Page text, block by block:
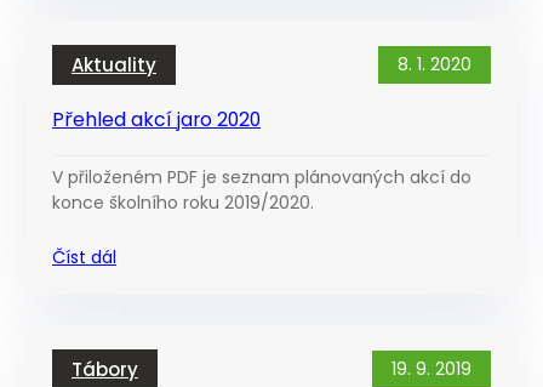
Aktuality 8. 1. 2020
Přehled akcí jaro 2020
V přiloženém PDF je seznam plánovaných akcí do
konce školního roku 2019/2020.
Číst dál
Tábory 19. 9. 2019